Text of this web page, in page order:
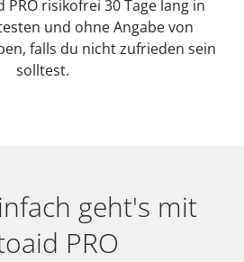
PRO risikofrei 30 Tage lang in
und ohne Angabe von
falls du nicht zufrieden sein
solltest.
geht's mit
PRO